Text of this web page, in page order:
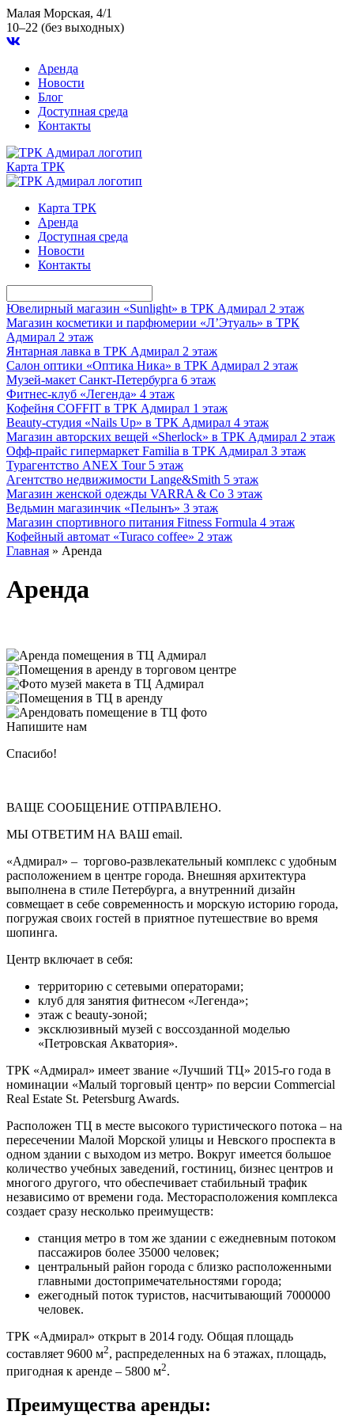
Малая Морская, 4/1
10–22 (без выходных)
Аренда
Новости
Блог
Доступная среда
Контакты
Карта ТРК
Карта ТРК
Аренда
Доступная среда
Новости
Контакты
Ювелирный магазин «Sunlight» в ТРК Адмирал 2 этаж
Магазин косметики и парфюмерии «Л’Этуаль» в ТРК
Адмирал 2 этаж
Янтарная лавка в ТРК Адмирал 2 этаж
Салон оптики «Оптика Ника» в ТРК Адмирал 2 этаж
Музей-макет Санкт-Петербурга 6 этаж
Фитнес-клуб «Легенда» 4 этаж
Кофейня COFFIT в ТРК Адмирал 1 этаж
Beauty-студия «Nails Up» в ТРК Адмирал 4 этаж
Магазин авторских вещей «Sherlock» в ТРК Адмирал 2 этаж
Офф-прайс гипермаркет Familia в ТРК Адмирал 3 этаж
Турагентство ANEX Tour 5 этаж
Агентство недвижимости Lange&Smith 5 этаж
Магазин женской одежды VARRA & Co 3 этаж
Ведьмин магазинчик «Пелынъ» 3 этаж
Магазин спортивного питания Fitness Formula 4 этаж
Кофейный автомат «Turaco coffee» 2 этаж
Главная » Аренда
Аренда
Напишите нам
Cпасибо!
ВАЩЕ СООБЩЕНИЕ ОТПРАВЛЕНО.
МЫ ОТВЕТИМ НА ВАШ email.
«Адмирал» – торгово-развлекательный комплекс с удобным
расположением в центре города. Внешняя архитектура
выполнена в стиле Петербурга, а внутренний дизайн
совмещает в себе современность и морскую историю города,
погружая своих гостей в приятное путешествие во время
шопинга.
Центр включает в себя:
территорию с сетевыми операторами;
клуб для занятия фитнесом «Легенда»;
этаж с beauty-зоной;
эксклюзивный музей с воссозданной моделью
«Петровская Акватория».
ТРК «Адмирал» имеет звание «Лучший ТЦ» 2015-го года в
номинации «Малый торговый центр» по версии Commercial
Real Estate St. Petersburg Awards.
Расположен ТЦ в месте высокого туристического потока – на
пересечении Малой Морской улицы и Невского проспекта в
одном здании с выходом из метро. Вокруг имеется большое
количество учебных заведений, гостиниц, бизнес центров и
многого другого, что обеспечивает стабильный трафик
независимо от времени года. Месторасположения комплекса
создает сразу несколько преимуществ:
станция метро в том же здании с ежедневным потоком
пассажиров более 35000 человек;
центральный район города с близко расположенными
главными достопримечательностями города;
ежегодный поток туристов, насчитывающий 7000000
человек.
ТРК «Адмирал» открыт в 2014 году. Общая площадь
составляет 9600 м2, распределенных на 6 этажах, площадь,
пригодная к аренде – 5800 м2.
Преимущества аренды: